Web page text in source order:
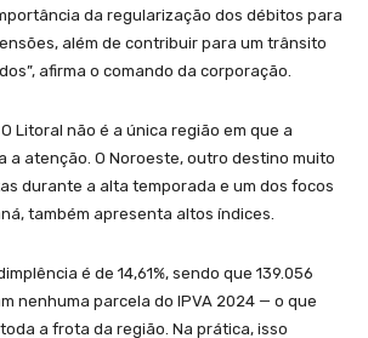
da regularização dos débitos para
além de contribuir para um trânsito
afirma o comando da corporação.
O Litoral não é a única região em que a
a atenção. O Noroeste, outro destino muito
durante a alta temporada e um dos focos
também apresenta altos índices.
é de 14,61%, sendo que 139.056
nenhuma parcela do IPVA 2024 — o que
a frota da região. Na prática, isso